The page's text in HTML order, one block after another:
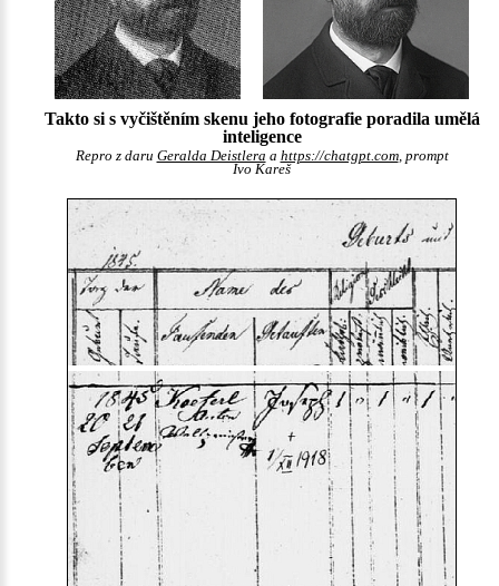
Takto si s vyčištěním skenu jeho fotografie poradila umělá
inteligence
Repro z daru Geralda Deistlera a https://chatgpt.com, prompt
Ivo Kareš